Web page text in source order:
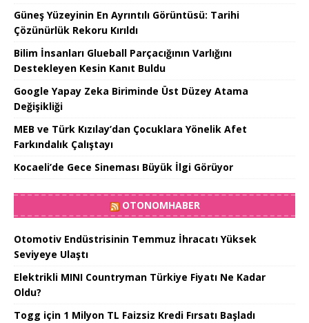
Güneş Yüzeyinin En Ayrıntılı Görüntüsü: Tarihi
Çözünürlük Rekoru Kırıldı
Bilim İnsanları Glueball Parçacığının Varlığını
Destekleyen Kesin Kanıt Buldu
Google Yapay Zeka Biriminde Üst Düzey Atama
Değişikliği
MEB ve Türk Kızılay’dan Çocuklara Yönelik Afet
Farkındalık Çalıştayı
Kocaeli’de Gece Sineması Büyük İlgi Görüyor
OTONOMHABER
Otomotiv Endüstrisinin Temmuz İhracatı Yüksek
Seviyeye Ulaştı
Elektrikli MINI Countryman Türkiye Fiyatı Ne Kadar
Oldu?
Togg için 1 Milyon TL Faizsiz Kredi Fırsatı Başladı